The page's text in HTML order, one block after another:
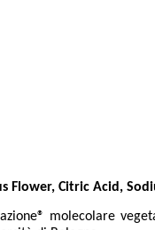
Flower, Citric Acid,
molecolare